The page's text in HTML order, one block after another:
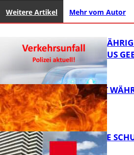
Weitere Artikel Mehr vom Autor
FB News
UNFALL: 58-
KRANKENHAUS
AUTO FÄNGT
FEUER
WIE SIEHT DIE
AUS?